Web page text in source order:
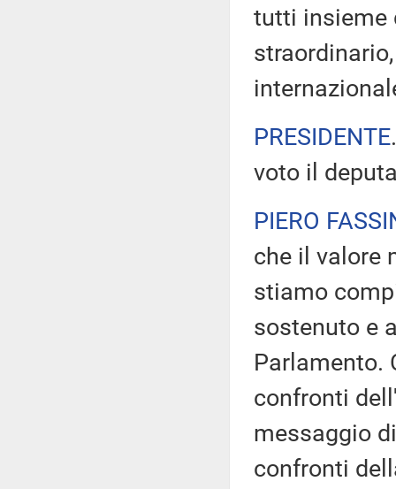
tutti insieme
PRESIDENTE
voto il
PIERO
che il valore
stiamo
sostenuto e
Parlamento.
confronti
messaggio
confronti